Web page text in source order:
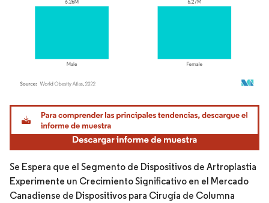
Imagen © Mordor Intelligence. El uso requiere atribución según CC BY 4.0.
Se Espera que el Segmento de Dispositivos de Artroplastia
Experimente un Crecimiento Significativo en el Mercado
Canadiense de Dispositivos para Cirugía de Columna